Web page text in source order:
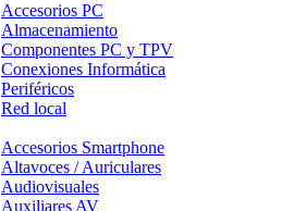
Accesorios PC
Almacenamiento
Componentes PC y TPV
Conexiones Informática
Periféricos
Red local
Accesorios Smartphone
Altavoces / Auriculares
Audiovisuales
Auxiliares AV